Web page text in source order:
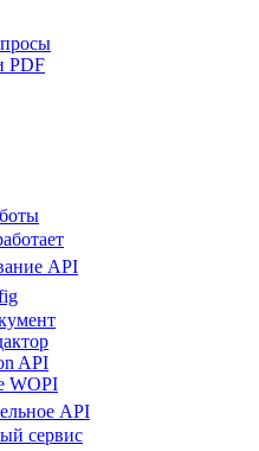
PDF
API
API
WOPI
API
сервис